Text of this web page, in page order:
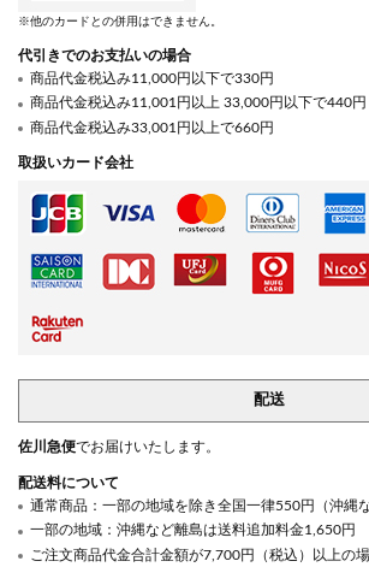
※他のカードとの併用はできません。
代引きでのお支払いの場合
商品代金税込み11,000円以下で330円
商品代金税込み11,001円以上 33,000円以下で440円
商品代金税込み33,001円以上で660円
取扱いカード会社
配送
佐川急便でお届けいたします。
配送料について
通常商品：一部の地域を除き全国一律550円（沖縄
一部の地域：沖縄など離島は送料追加料金1,650円
ご注文商品代金合計金額が7,700円（税込）以上の